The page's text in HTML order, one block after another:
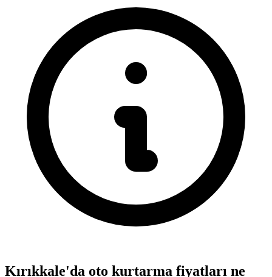
Kırıkkale'da oto kurtarma fiyatları ne